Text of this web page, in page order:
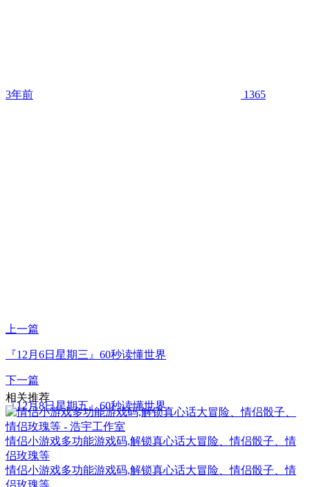
3年前 1365
上一篇
『12月6日星期三』60秒读懂世界
下一篇
『12月8日星期五』60秒读懂世界
相关推荐
情侣小游戏多功能游戏码,解锁真心话大冒险、情侣骰子、情
侣玫瑰等
情侣小游戏多功能游戏码,解锁真心话大冒险、情侣骰子、情